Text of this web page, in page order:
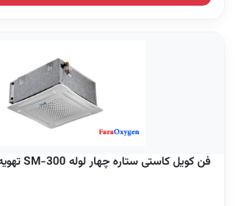
فن کویل کاستی ستاره چهار لوله SM-300 تهویه